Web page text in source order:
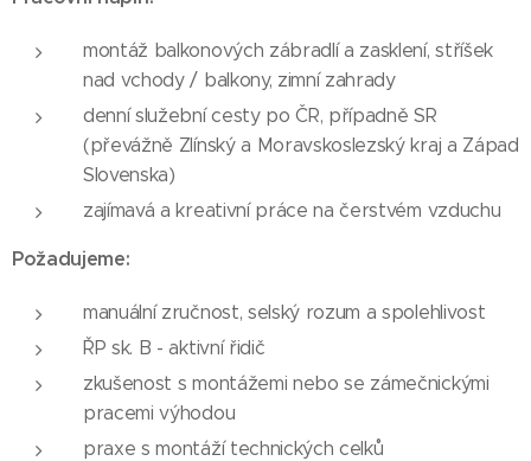
montáž balkonových zábradlí a zasklení, stříšek
nad vchody / balkony, zimní zahrady
denní služební cesty po ČR, případně SR
(převážně Zlínský a Moravskoslezský kraj a Západ
Slovenska)
zajímavá a kreativní práce na čerstvém vzduchu
Požadujeme:
manuální zručnost, selský rozum a spolehlivost
ŘP sk. B - aktivní řidič
zkušenost s montážemi nebo se zámečnickými
pracemi výhodou
praxe s montáží technických celků